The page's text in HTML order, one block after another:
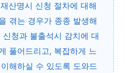
산명시 신청 절차에 대해
겪는 경우가 종종 발생해
청과 불출석시 감치에 대
풀어드리고, 복잡하게 느
해하실 수 있도록 도와드